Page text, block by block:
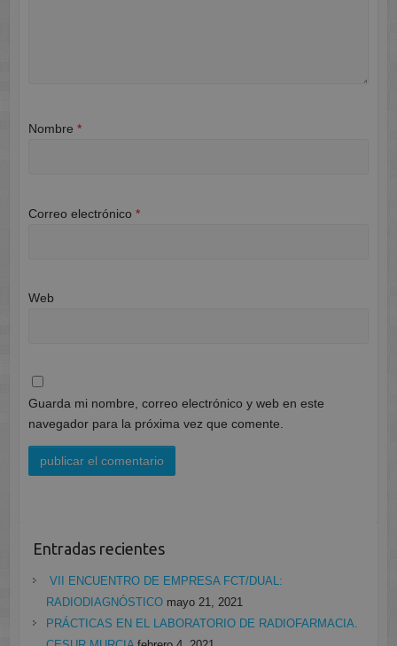
Nombre *
Correo electrónico *
Web
Guarda mi nombre, correo electrónico y web en este
navegador para la próxima vez que comente.
Entradas recientes
VII ENCUENTRO DE EMPRESA FCT/DUAL:
RADIODIAGNÓSTICO mayo 21, 2021
PRÁCTICAS EN EL LABORATORIO DE RADIOFARMACIA.